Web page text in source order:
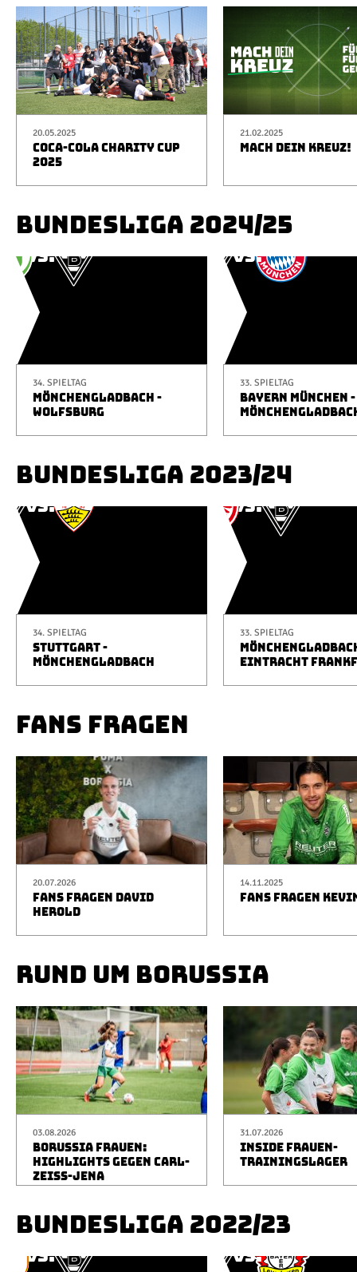
20.05.2025
COCA-COLA CHARITY CUP
2025
21.02.2025
MACH DEIN KREUZ!
BUNDESLIGA 2024/25
34. SPIELTAG
MÖNCHENGLADBACH -
WOLFSBURG
33. SPIELTAG
BAYERN MÜNCHEN -
BUNDESLIGA 2023/24
34. SPIELTAG
STUTTGART -
MÖNCHENGLADBACH
33. SPIELTAG
EINTRACHT
FANS FRAGEN
20.07.2026
FANS FRAGEN DAVID
HEROLD
14.11.2025
FANS FRAGEN
RUND UM BORUSSIA
03.08.2026
BORUSSIA FRAUEN:
HIGHLIGHTS GEGEN CARL-
ZEISS-JENA
31.07.2026
INSIDE FRAUEN-
TRAININGSLAGER
BUNDESLIGA 2022/23